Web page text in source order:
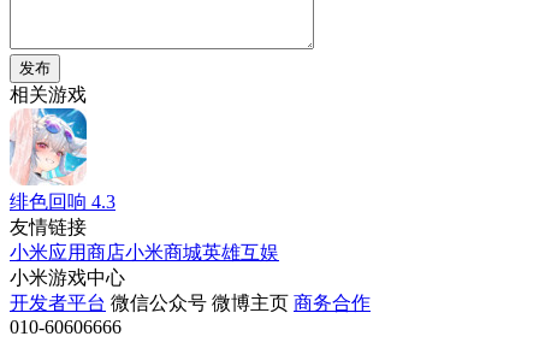
发布
相关游戏
绯色回响 4.3
友情链接
小米应用商店小米商城英雄互娱
小米游戏中心
开发者平台 微信公众号 微博主页 商务合作
010-60606666